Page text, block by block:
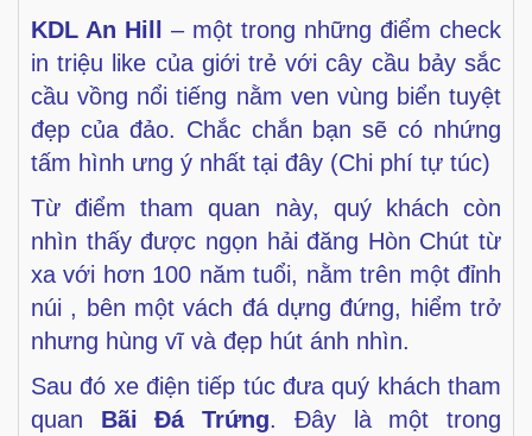
KDL An Hill
– một trong những điểm check
in triệu like của giới trẻ với cây cầu bảy sắc
cầu vồng nổi tiếng nằm ven vùng biển tuyệt
đẹp của đảo. Chắc chắn bạn sẽ có nhứng
tấm hình ưng ý nhất tại đây (Chi phí tự túc)
Từ điểm tham quan này, quý khách còn
nhìn thấy được ngọn hải đăng Hòn Chút từ
xa với hơn 100 năm tuổi, nằmtrên một đỉnh
núi , bên một vách đá dựng đứng, hiểm trở
nhưng hùng vĩ và đẹp hút ánh nhìn.
Sau đó xe điện tiếp túc đưa quý khách tham
quan Bãi ĐáTrứng. Đây là một trong